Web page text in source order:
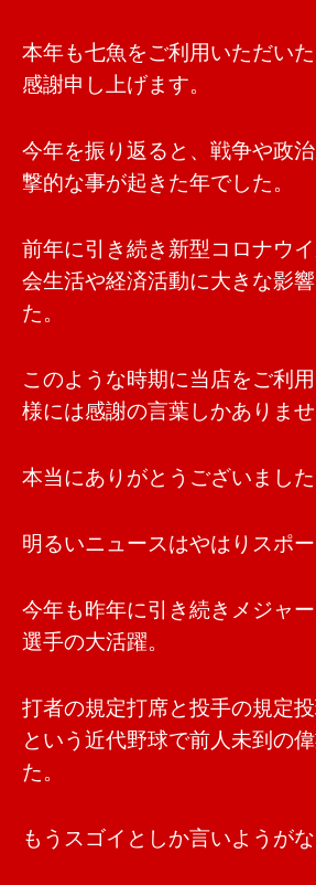
本年も七魚をご利用いただい
感謝申し上げます。
今年を振り返ると、戦争や政
撃的な事が起きた年でした。
前年に引き続き新型コロナウ
会生活や経済活動に大きな影
た。
このような時期に当店をご利
様には感謝の言葉しかありませ
本当にありがとうございました
明るいニュースはやはりスポー
今年も昨年に引き続きメジャ
選手の大活躍。
打者の規定打席と投手の規定
という近代野球で前人未到の
た。
もうスゴイとしか言いようがな